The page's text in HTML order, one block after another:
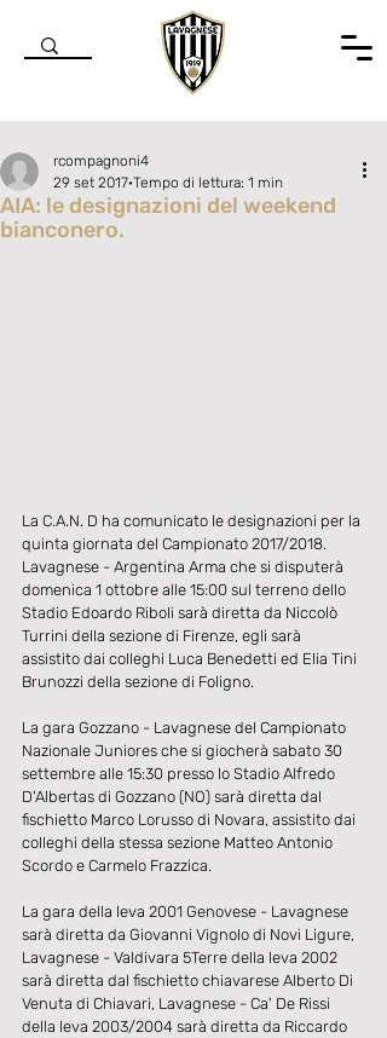
AIA: le designazioni del weekend
bianconero.
rcompagnoni4
29 set 2017 Tempo di lettura: 1 min
La C.A.N. D ha comunicato le designazioni per la
quinta giornata del Campionato 2017/2018.
Lavagnese - Argentina Arma che si disputerà
domenica 1 ottobre alle 15:00 sul terreno dello
Stadio Edoardo Riboli sarà diretta da Niccolò
Turrini della sezione di Firenze, egli sarà
assistito dai colleghi Luca Benedetti ed Elia Tini
Brunozzi della sezione di Foligno.
La gara Gozzano - Lavagnese del Campionato
Nazionale Juniores che si giocherà sabato 30
settembre alle 15:30 presso lo Stadio Alfredo
D'Albertas di Gozzano (NO) sarà diretta dal
fischietto Marco Lorusso di Novara, assistito dai
colleghi della stessa sezione Matteo Antonio
Scordo e Carmelo Frazzica.
La gara della leva 2001 Genovese - Lavagnese
sarà diretta da Giovanni Vignolo di Novi Ligure,
Lavagnese - Valdivara 5Terre della leva 2002
sarà diretta dal fischietto chiavarese Alberto Di
Venuta di Chiavari, Lavagnese - Ca' De Rissi
della leva 2003/2004 sarà diretta da Riccardo